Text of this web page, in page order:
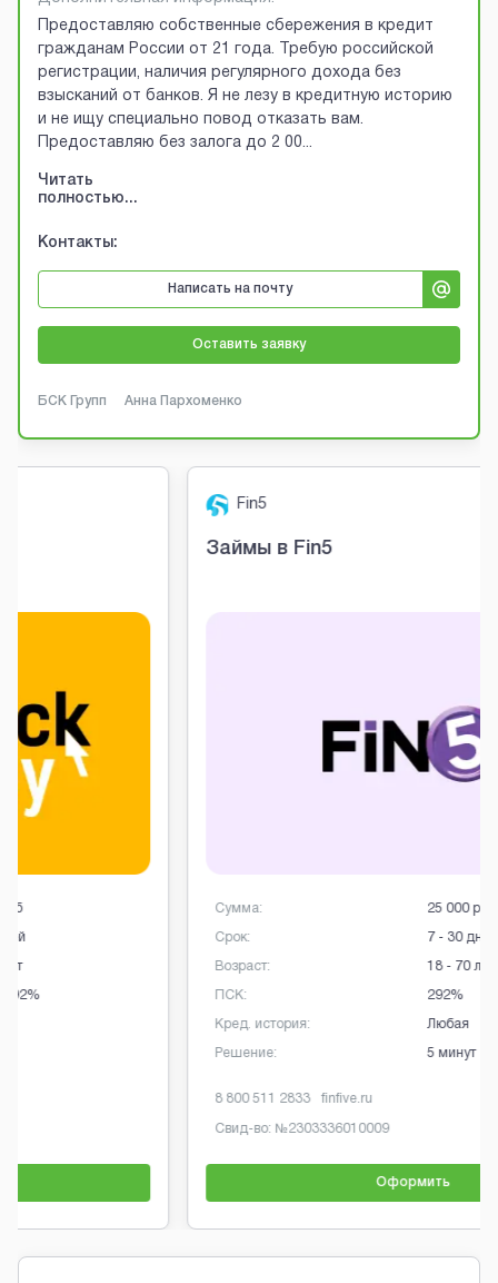
Предоставляю собственные сбережения в кредит
гражданам России от 21 года. Требую российской
регистрации, наличия регулярного дохода без
взысканий от банков. Я не лезу в кредитную историю
и не ищу специально повод отказать вам.
Предоставляю без залога до 2 00...
Читать
полностью...
Контакты:
Написать на почту
Оставить заявку
БСК Групп Анна Пархоменко
18 - 70 лет
Любая
5 минут
2303336010009
Brobaza - Обычные объявления